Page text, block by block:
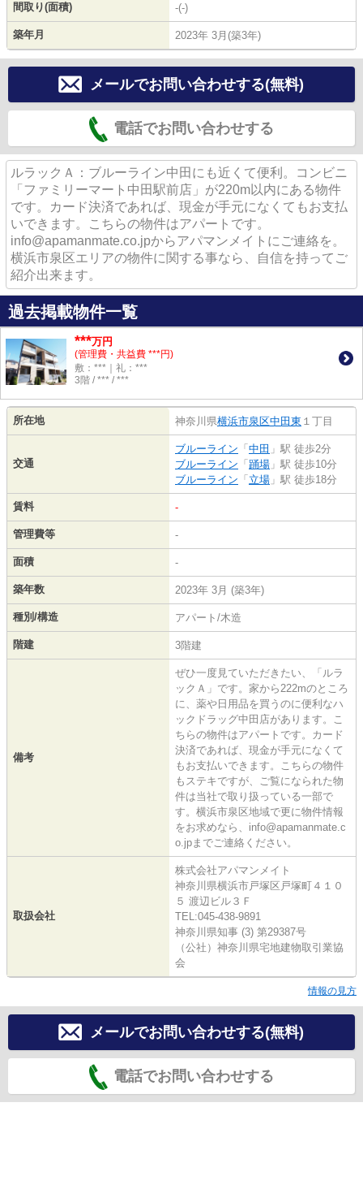
間取り(面積) -(-)
築年月 2023年 3月(築3年)
メールでお問い合わせする(無料)
電話でお問い合わせする
ルラックＡ：ブルーライン中田にも近くて便利。コンビニ
「ファミリーマート中田駅前店」が220m以内にある物件
です。カード決済であれば、現金が手元になくてもお支払
いできます。こちらの物件はアパートです。
info@apamanmate.co.jpからアパマンメイトにご連絡を。
横浜市泉区エリアの物件に関する事なら、自信を持ってご
紹介出来ます。
過去掲載物件一覧
***万円
(管理費・共益費 ***円)
敷：***｜礼：***
3階 / *** / ***
所在地 神奈川県横浜市泉区中田東 １丁目
交通
ブルーライン 「 中田 」駅 徒歩2分
ブルーライン 「 踊場 」駅 徒歩10分
ブルーライン 「 立場 」駅 徒歩18分
賃料 -
管理費等 -
面積 -
築年数 2023年 3月 (築3年)
種別/構造 アパート/木造
階建 3階建
備考
ぜひ一度見ていただきたい、「ルラ
ックＡ」です。家から222mのところ
に、薬や日用品を買うのに便利なハ
ックドラッグ中田店があります。こ
ちらの物件はアパートです。カード
決済であれば、現金が手元になくて
もお支払いできます。こちらの物件
もステキですが、ご覧になられた物
件は当社で取り扱っている一部で
す。横浜市泉区地域で更に物件情報
をお求めなら、info@apamanmate.c
o.jpまでご連絡ください。
取扱会社
株式会社アパマンメイト
神奈川県横浜市戸塚区戸塚町４１０
５ 渡辺ビル３Ｆ
TEL:045-438-9891
神奈川県知事 (3) 第29387号
（公社）神奈川県宅地建物取引業協
会
情報の見方
メールでお問い合わせする(無料)
電話でお問い合わせする